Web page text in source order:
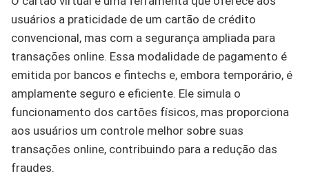
usuários a praticidade de um cartão de crédito
convencional, mas com a segurança ampliada para
transações online. Essa modalidade de pagamento é
emitida por bancos e fintechs e, embora temporário, é
amplamente seguro e eficiente. Ele simula o
funcionamento dos cartões físicos, mas proporciona
aos usuários um controle melhor sobre suas
transações online, contribuindo para a redução das
fraudes.